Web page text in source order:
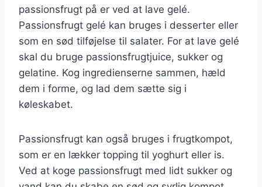
passionsfrugt på er ved at lave gelé.
Passionsfrugt gelé kan bruges i desserter eller
som en sød tilføjelse til salater. For at lave gelé
skal du bruge passionsfrugtjuice, sukker og
gelatine. Kog ingredienserne sammen, hæld
dem i forme, og lad dem sætte sig i
køleskabet.
Passionsfrugt kan også bruges i frugtkompot,
som er en lækker topping til yoghurt eller is.
Ved at koge passionsfrugt med lidt sukker og